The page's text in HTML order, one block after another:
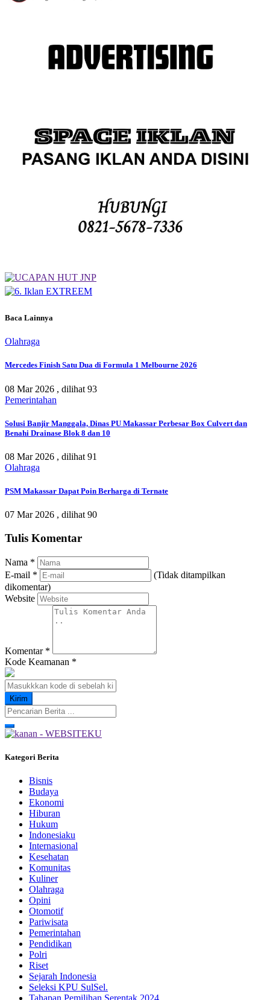
Baca Lainnya
Olahraga
Mercedes Finish Satu Dua di Formula 1 Melbourne 2026
08 Mar 2026 , dilihat 93
Pemerintahan
Solusi Banjir Manggala, Dinas PU Makassar Perbesar Box Culvert dan
Benahi Drainase Blok 8 dan 10
08 Mar 2026 , dilihat 91
Olahraga
PSM Makassar Dapat Poin Berharga di Ternate
07 Mar 2026 , dilihat 90
Tulis Komentar
Nama *
E-mail *
(Tidak ditampilkan
dikomentar)
Website
Komentar *
Kode Keamanan *
Kategori Berita
Bisnis
Budaya
Ekonomi
Hiburan
Hukum
Indonesiaku
Internasional
Kesehatan
Komunitas
Kuliner
Olahraga
Opini
Otomotif
Pariwisata
Pemerintahan
Pendidikan
Polri
Riset
Sejarah Indonesia
Seleksi KPU SulSel.
Tahapan Pemilihan Serentak 2024